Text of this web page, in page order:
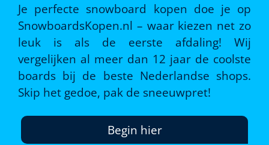
Je perfecte snowboard kopen doe je op
SnowboardsKopen.nl – waar kiezen net zo
leuk is als de eerste afdaling! Wij
vergelijken al meer dan 12 jaar de coolste
boards bij de beste Nederlandse shops.
Skip het gedoe, pak de sneeuwpret!
Begin hier